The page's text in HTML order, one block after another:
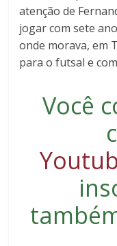
atenção de
jogar com sete
onde morava, em
para o futsal e
Você